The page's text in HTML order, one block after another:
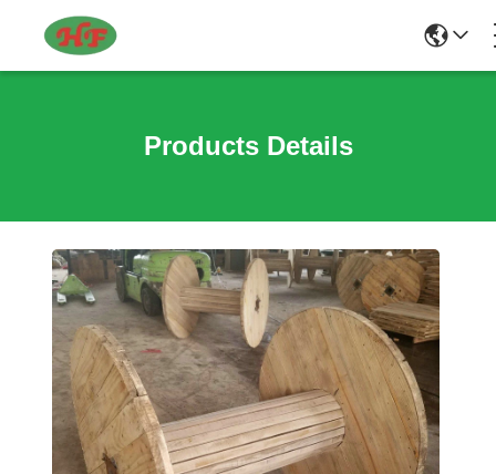
Products Details